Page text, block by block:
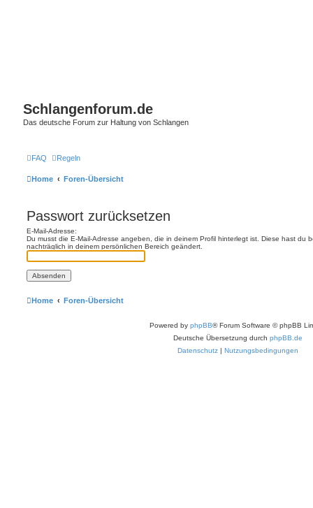
Schlangenforum.de
Das deutsche Forum zur Haltung von Schlangen
FAQ Regeln
Home Foren-Übersicht
Passwort zurücksetzen
E-Mail-Adresse:
Du musst die E-Mail-Adresse angeben, die in deinem Profil hinterlegt ist. Diese hast du
nachträglich in deinem persönlichen Bereich geändert.
Home Foren-Übersicht
Powered by phpBB® Forum Software © phpBB
Deutsche Übersetzung durch phpBB.de
Datenschutz | Nutzungsbedingungen